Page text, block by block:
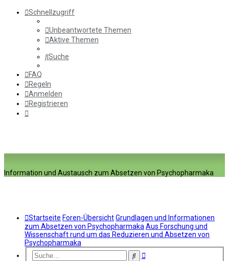
Schnellzugriff
Unbeantwortete Themen
Aktive Themen
Suche
FAQ
Regeln
Anmelden
Registrieren
Information und Austausch zum Absetzen von Psychopharmaka
Startseite Foren-ÜbersichtGrundlagen und Informationen
zum Absetzen von Psychopharmaka Aus Forschung und
Wissenschaft rund um das Reduzieren und Absetzen von
Psychopharmaka
SucheErweiterte